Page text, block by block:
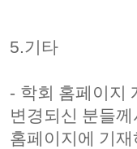
5.기타
- 학회 홈페이지
변경되신 분들
홈페이지에 기